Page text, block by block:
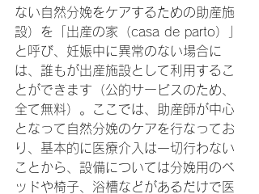
ない自然分娩をケアするための助産施
設）を「出産の家（casa de parto）」
と呼び、妊娠中に異常のない場合に
は、誰もが出産施設として利用するこ
とができます（公的サービスのため、
全て無料）。ここでは、助産師が中心
となって自然分娩のケアを行なってお
り、基本的に医療介入は一切行わない
ことから、設備については分娩用のベ
ッドや椅子、浴槽などがあるだけで医